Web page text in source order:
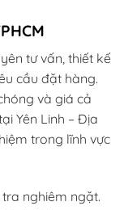
tư vấn, thiết kế
cầu đặt hàng.
và giá cả
Yên Linh – Địa
trong lĩnh vực
nghiêm ngặt.